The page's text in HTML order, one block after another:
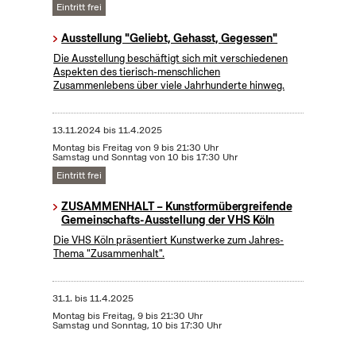
Eintritt frei
Ausstellung "Geliebt, Gehasst, Gegessen"
Die Ausstellung beschäftigt sich mit verschiedenen
Aspekten des tierisch-menschlichen
Zusammenlebens über viele Jahrhunderte hinweg.
13.11.2024 bis11.4.2025
Montag bis Freitag von 9 bis 21:30 Uhr
Samstag und Sonntag von 10 bis 17:30 Uhr
Eintritt frei
ZUSAMMENHALT – Kunstformübergreifende
Gemeinschafts-Ausstellung der VHS Köln
Die VHS Köln präsentiert Kunstwerke zum Jahres-
Thema "Zusammenhalt".
31.1. bis11.4.2025
Montag bis Freitag, 9 bis 21:30 Uhr
Samstag und Sonntag, 10 bis 17:30 Uhr